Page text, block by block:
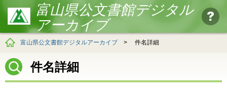
富山県公文書館デジタル
アーカイブ
富山県公文書館デジタルアーカイブ > 件名詳細
件名詳細